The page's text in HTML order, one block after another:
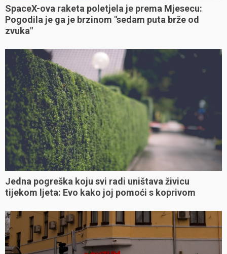
SpaceX-ova raketa poletjela je prema Mjesecu:
Pogodila je ga je brzinom "sedam puta brže od
zvuka"
Jedna pogreška koju svi radi uništava živicu
tijekom ljeta: Evo kako joj pomoći s koprivom